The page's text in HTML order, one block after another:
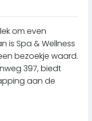
om even
is Spa & Wellness
bezoekje waard.
397, biedt
aan de